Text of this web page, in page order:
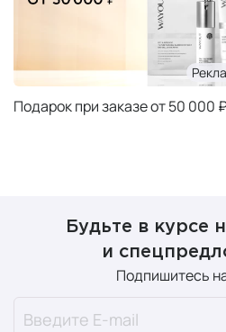
Подарок при заказе от 50 000
Будьте в курсе
и
Подпишитесь